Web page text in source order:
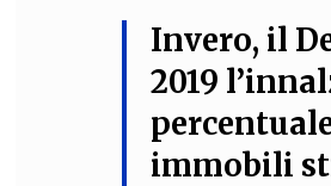
Invero, il
2019
immobili